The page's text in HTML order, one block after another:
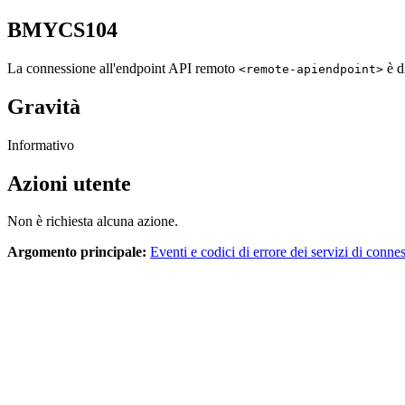
BMYCS104
La connessione all'endpoint API remoto <remote-apiendpoint> è
Gravità
Informativo
Azioni utente
Non è richiesta alcuna azione.
Argomento principale: Eventi e codici di errore dei servizi di